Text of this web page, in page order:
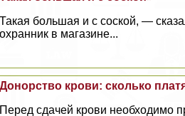
Такая большая и с соской, —
охранник в магазине...
Донорство крови: сколько
Перед сдачей крови необходимо